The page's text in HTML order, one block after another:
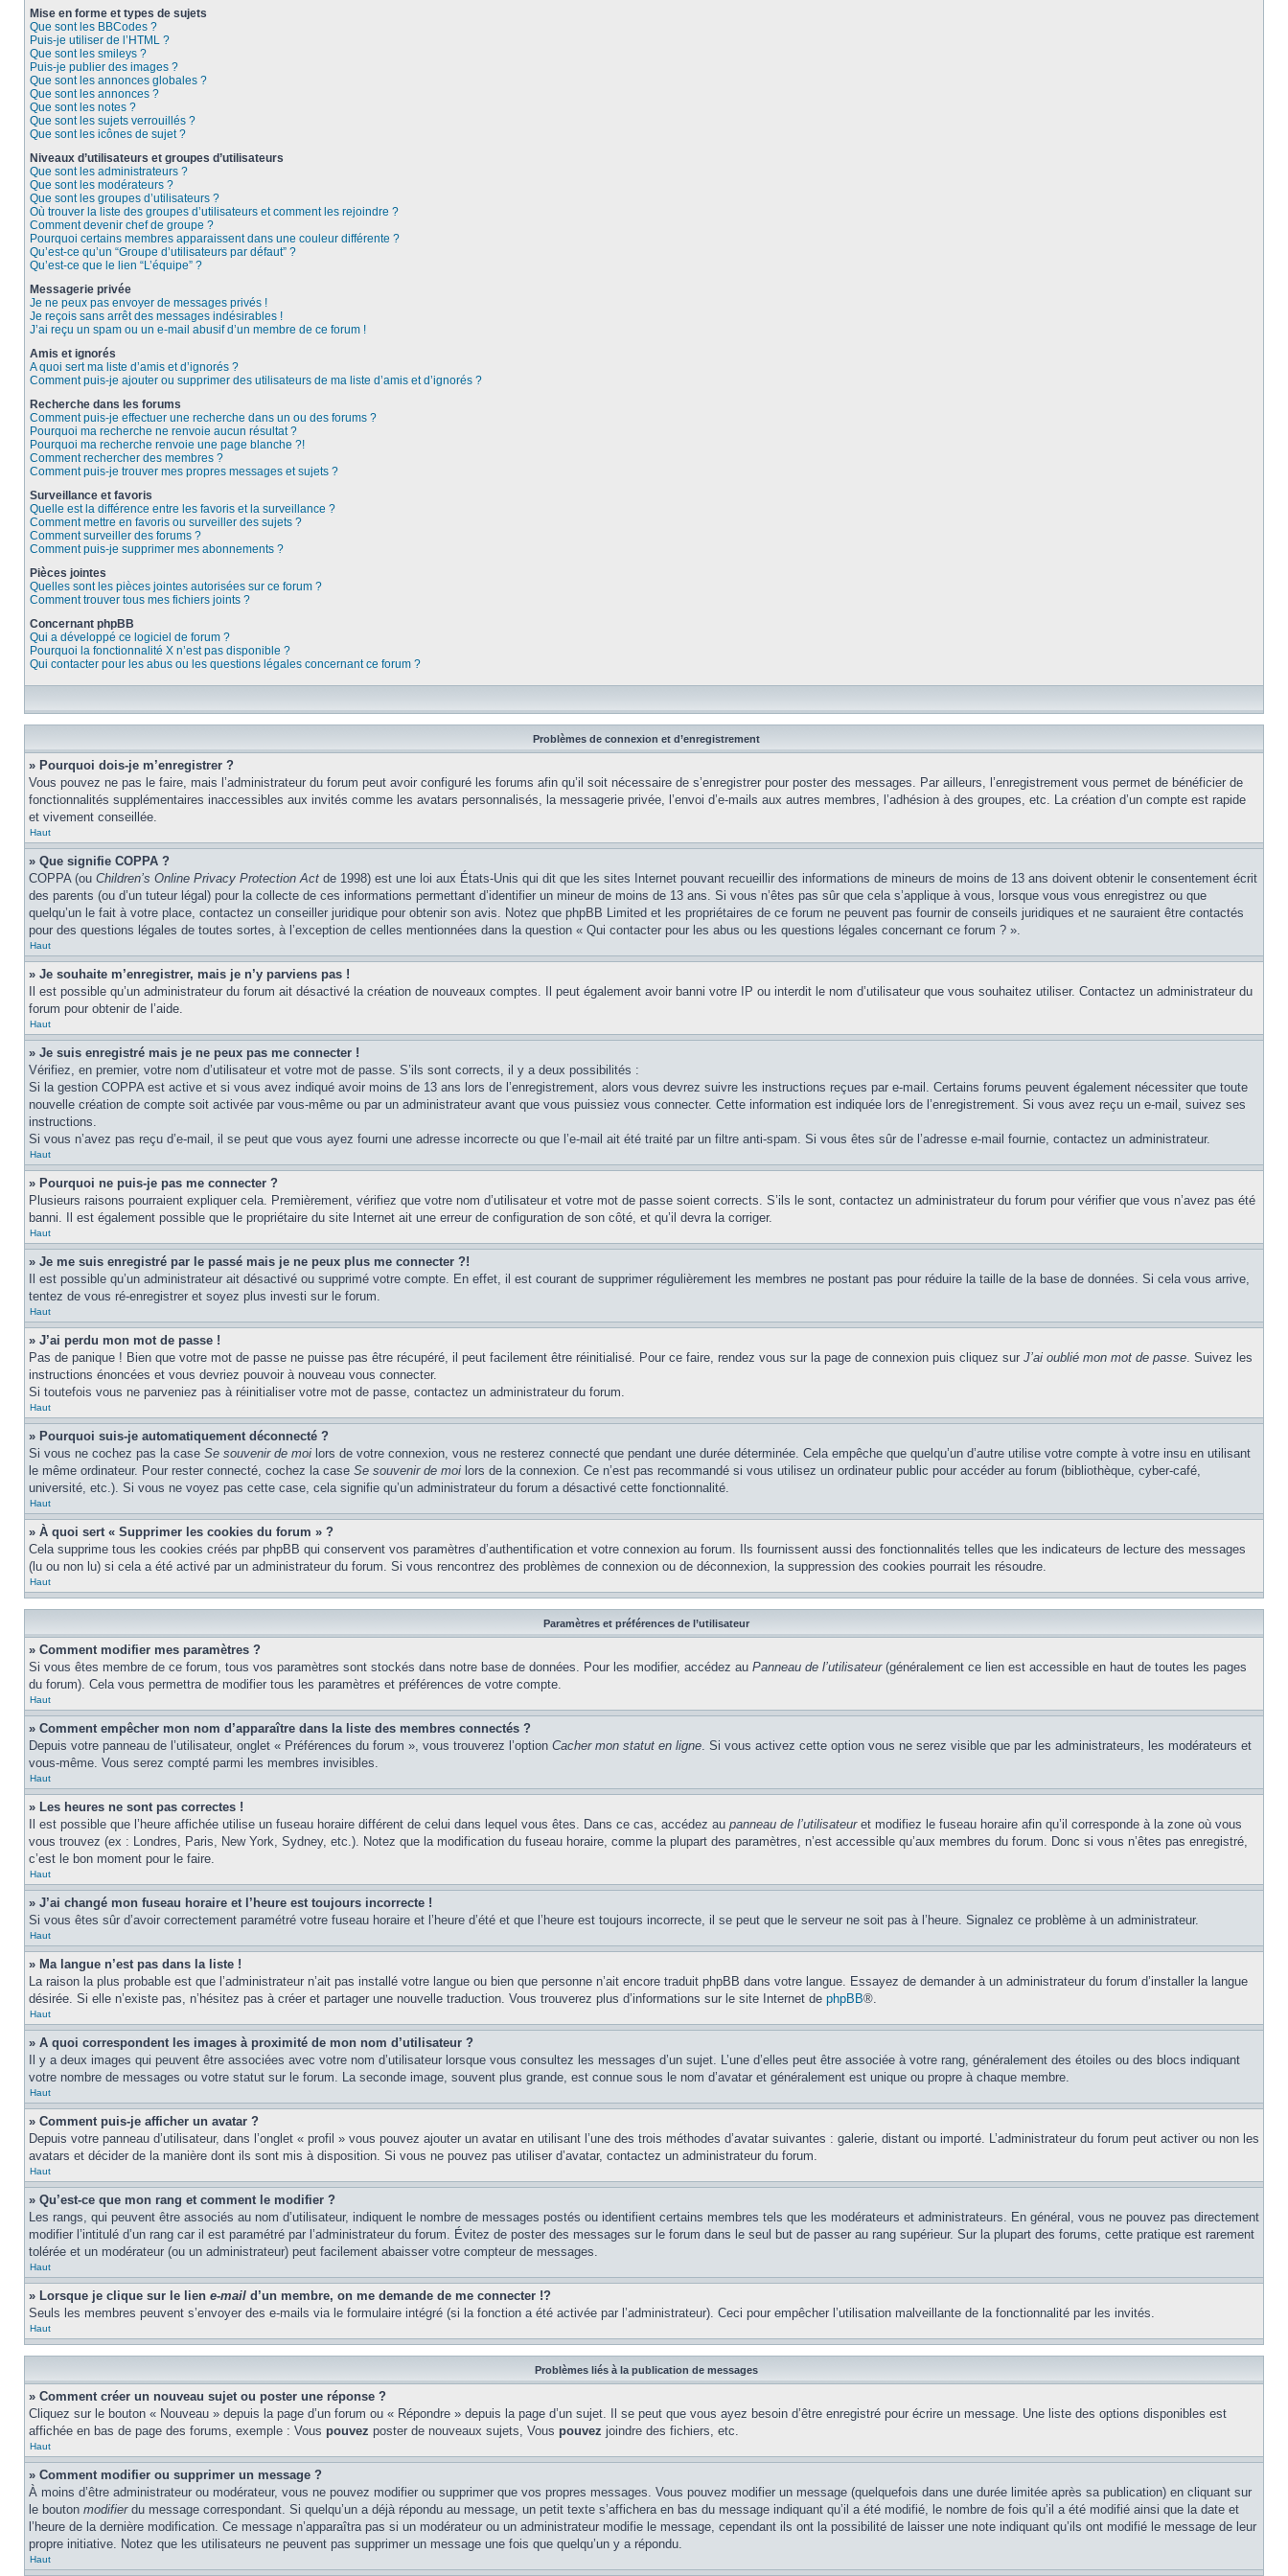
Mise en forme et types de sujets
Que sont les BBCodes ?
Puis-je utiliser de l’HTML ?
Que sont les smileys ?
Puis-je publier des images ?
Que sont les annonces globales ?
Que sont les annonces ?
Que sont les notes ?
Que sont les sujets verrouillés ?
Que sont les icônes de sujet ?
Niveaux d’utilisateurs et groupes d’utilisateurs
Que sont les administrateurs ?
Que sont les modérateurs ?
Que sont les groupes d’utilisateurs ?
Où trouver la liste des groupes d’utilisateurs et comment les rejoindre ?
Comment devenir chef de groupe ?
Pourquoi certains membres apparaissent dans une couleur différente ?
Qu’est-ce qu’un “Groupe d’utilisateurs par défaut” ?
Qu’est-ce que le lien “L’équipe” ?
Messagerie privée
Je ne peux pas envoyer de messages privés !
Je reçois sans arrêt des messages indésirables !
J’ai reçu un spam ou un e-mail abusif d’un membre de ce forum !
Amis et ignorés
A quoi sert ma liste d’amis et d’ignorés ?
Comment puis-je ajouter ou supprimer des utilisateurs de ma liste d’amis et d’ignorés ?
Recherche dans les forums
Comment puis-je effectuer une recherche dans un ou des forums ?
Pourquoi ma recherche ne renvoie aucun résultat ?
Pourquoi ma recherche renvoie une page blanche ?!
Comment rechercher des membres ?
Comment puis-je trouver mes propres messages et sujets ?
Surveillance et favoris
Quelle est la différence entre les favoris et la surveillance ?
Comment mettre en favoris ou surveiller des sujets ?
Comment surveiller des forums ?
Comment puis-je supprimer mes abonnements ?
Pièces jointes
Quelles sont les pièces jointes autorisées sur ce forum ?
Comment trouver tous mes fichiers joints ?
Concernant phpBB
Qui a développé ce logiciel de forum ?
Pourquoi la fonctionnalité X n’est pas disponible ?
Qui contacter pour les abus ou les questions légales concernant ce forum ?
Problèmes de connexion et d’enregistrement
» Pourquoi dois-je m’enregistrer ?
Vous pouvez ne pas le faire, mais l’administrateur du forum peut avoir configuré les forums afin qu’il soit nécessaire de s’enregistrer pour poster des messages. Par ailleurs, l’enregistrement vous permet de bénéficier de
fonctionnalités supplémentaires inaccessibles aux invités comme les avatars personnalisés, la messagerie privée, l’envoi d’e-mails aux autres membres, l’adhésion à des groupes, etc. La création d’un compte est rapide
et vivement conseillée.
Haut
» Que signifie COPPA ?
COPPA (ou Children’s Online Privacy Protection Act de 1998) est une loi aux États-Unis qui dit que les sites Internet pouvant recueillir des informations de mineurs de moins de 13 ans doivent obtenir le consentement écrit
des parents (ou d’un tuteur légal) pour la collecte de ces informations permettant d’identifier un mineur de moins de 13 ans. Si vous n’êtes pas sûr que cela s’applique à vous, lorsque vous vous enregistrez ou que
quelqu’un le fait à votre place, contactez un conseiller juridique pour obtenir son avis. Notez que phpBB Limited et les propriétaires de ce forum ne peuvent pas fournir de conseils juridiques et ne sauraient être contactés
pour des questions légales de toutes sortes, à l’exception de celles mentionnées dans la question « Qui contacter pour les abus ou les questions légales concernant ce forum ? ».
Haut
» Je souhaite m’enregistrer, mais je n’y parviens pas !
Il est possible qu’un administrateur du forum ait désactivé la création de nouveaux comptes. Il peut également avoir banni votre IP ou interdit le nom d’utilisateur que vous souhaitez utiliser. Contactez un administrateur du
forum pour obtenir de l’aide.
Haut
» Je suis enregistré mais je ne peux pas me connecter !
Vérifiez, en premier, votre nom d’utilisateur et votre mot de passe. S’ils sont corrects, il y a deux possibilités :
Si la gestion COPPA est active et si vous avez indiqué avoir moins de 13 ans lors de l’enregistrement, alors vous devrez suivre les instructions reçues par e-mail. Certains forums peuvent également nécessiter que toute
nouvelle création de compte soit activée par vous-même ou par un administrateur avant que vous puissiez vous connecter. Cette information est indiquée lors de l’enregistrement. Si vous avez reçu un e-mail, suivez ses
instructions.
Si vous n’avez pas reçu d’e-mail, il se peut que vous ayez fourni une adresse incorrecte ou que l’e-mail ait été traité par un filtre anti-spam. Si vous êtes sûr de l’adresse e-mail fournie, contactez un administrateur.
Haut
» Pourquoi ne puis-je pas me connecter ?
Plusieurs raisons pourraient expliquer cela. Premièrement, vérifiez que votre nom d’utilisateur et votre mot de passe soient corrects. S’ils le sont, contactez un administrateur du forum pour vérifier que vous n’avez pas été
banni. Il est également possible que le propriétaire du site Internet ait une erreur de configuration de son côté, et qu’il devra la corriger.
Haut
» Je me suis enregistré par le passé mais je ne peux plus me connecter ?!
Il est possible qu’un administrateur ait désactivé ou supprimé votre compte. En effet, il est courant de supprimer régulièrement les membres ne postant pas pour réduire la taille de la base de données. Si cela vous arrive,
tentez de vous ré-enregistrer et soyez plus investi sur le forum.
Haut
» J’ai perdu mon mot de passe !
Pas de panique ! Bien que votre mot de passe ne puisse pas être récupéré, il peut facilement être réinitialisé. Pour ce faire, rendez vous sur la page de connexion puis cliquez sur J’ai oublié mon mot de passe. Suivez les
instructions énoncées et vous devriez pouvoir à nouveau vous connecter.
Si toutefois vous ne parveniez pas à réinitialiser votre mot de passe, contactez un administrateur du forum.
Haut
» Pourquoi suis-je automatiquement déconnecté ?
Si vous ne cochez pas la case Se souvenir de moi lors de votre connexion, vous ne resterez connecté que pendant une durée déterminée. Cela empêche que quelqu’un d’autre utilise votre compte à votre insu en utilisant
le même ordinateur. Pour rester connecté, cochez la case Se souvenir de moi lors de la connexion. Ce n’est pas recommandé si vous utilisez un ordinateur public pour accéder au forum (bibliothèque, cyber-café,
université, etc.). Si vous ne voyez pas cette case, cela signifie qu’un administrateur du forum a désactivé cette fonctionnalité.
Haut
» À quoi sert « Supprimer les cookies du forum » ?
Cela supprime tous les cookies créés par phpBB qui conservent vos paramètres d’authentification et votre connexion au forum. Ils fournissent aussi des fonctionnalités telles que les indicateurs de lecture des messages
(lu ou non lu) si cela a été activé par un administrateur du forum. Si vous rencontrez des problèmes de connexion ou de déconnexion, la suppression des cookies pourrait les résoudre.
Haut
Paramètres et préférences de l’utilisateur
» Comment modifier mes paramètres ?
Si vous êtes membre de ce forum, tous vos paramètres sont stockés dans notre base de données. Pour les modifier, accédez au Panneau de l’utilisateur(généralement ce lien est accessible en haut de toutes les pages
du forum). Cela vous permettra de modifier tous les paramètres et préférences de votre compte.
Haut
» Comment empêcher mon nom d’apparaître dans la liste des membres connectés ?
Depuis votre panneau de l’utilisateur, onglet « Préférences du forum », vous trouverez l’option Cacher mon statut en ligne. Si vous activez cette option vous ne serez visible que par les administrateurs, les modérateurs et
vous-même. Vous serez compté parmi les membres invisibles.
Haut
» Les heures ne sont pas correctes !
Il est possible que l’heure affichée utilise un fuseau horaire différent de celui dans lequel vous êtes. Dans ce cas, accédez au panneau de l’utilisateuret modifiez le fuseau horaire afin qu’il corresponde à la zone où vous
vous trouvez (ex : Londres, Paris, New York, Sydney, etc.). Notez que la modification du fuseau horaire, comme la plupart des paramètres, n’est accessible qu’aux membres du forum. Donc si vous n’êtes pas enregistré,
c’est le bon moment pour le faire.
Haut
» J’ai changé mon fuseau horaire et l’heure est toujours incorrecte !
Si vous êtes sûr d’avoir correctement paramétré votre fuseau horaire et l’heure d’été et que l’heure est toujours incorrecte, il se peut que le serveur ne soit pas à l’heure. Signalez ce problème à un administrateur.
Haut
» Ma langue n’est pas dans la liste !
La raison la plus probable est que l’administrateur n’ait pas installé votre langue ou bien que personne n’ait encore traduit phpBB dans votre langue. Essayez de demander à un administrateur du forum d’installer la langue
désirée. Si elle n’existe pas, n’hésitez pas à créer et partager une nouvelle traduction. Vous trouverez plus d’informations sur le site Internet de phpBB®.
Haut
» A quoi correspondent les images à proximité de mon nom d’utilisateur ?
Il y a deux images qui peuvent être associées avec votre nom d’utilisateur lorsque vous consultez les messages d’un sujet. L’une d’elles peut être associée à votre rang, généralement des étoiles ou des blocs indiquant
votre nombre de messages ou votre statut sur le forum. La seconde image, souvent plus grande, est connue sous le nom d’avatar et généralement est unique ou propre à chaque membre.
Haut
» Comment puis-je afficher un avatar ?
Depuis votre panneau d’utilisateur, dans l’onglet « profil » vous pouvez ajouter un avatar en utilisant l’une des trois méthodes d’avatar suivantes : galerie, distant ou importé. L’administrateur du forum peut activer ou non les
avatars et décider de la manière dont ils sont mis à disposition. Si vous ne pouvez pas utiliser d’avatar, contactez un administrateur du forum.
Haut
» Qu’est-ce que mon rang et comment le modifier ?
Les rangs, qui peuvent être associés au nom d’utilisateur, indiquent le nombre de messages postés ou identifient certains membres tels que les modérateurs et administrateurs. En général, vous ne pouvez pas directement
modifier l’intitulé d’un rang car il est paramétré par l’administrateur du forum. Évitez de poster des messages sur le forum dans le seul but de passer au rang supérieur. Sur la plupart des forums, cette pratique est rarement
tolérée et un modérateur (ou un administrateur) peut facilement abaisser votre compteur de messages.
Haut
» Lorsque je clique sur le lien e-mail d’un membre, on me demande de me connecter !?
Seuls les membres peuvent s’envoyer des e-mails via le formulaire intégré (si la fonction a été activée par l’administrateur). Ceci pour empêcher l’utilisation malveillante de la fonctionnalité par les invités.
Haut
Problèmes liés à la publication de messages
» Comment créer un nouveau sujet ou poster une réponse ?
Cliquez sur le bouton « Nouveau » depuis la page d’un forum ou « Répondre » depuis la page d’un sujet. Il se peut que vous ayez besoin d’être enregistré pour écrire un message. Une liste des options disponibles est
affichée en bas de page des forums, exemple : Vous pouvez poster de nouveaux sujets, Vous pouvez joindre des fichiers, etc.
Haut
» Comment modifier ou supprimer un message ?
À moins d’être administrateur ou modérateur, vous ne pouvez modifier ou supprimer que vos propres messages. Vous pouvez modifier un message (quelquefois dans une durée limitée après sa publication) en cliquant sur
le bouton modifierdu message correspondant. Si quelqu’un a déjà répondu au message, un petit texte s’affichera en bas du message indiquant qu’il a été modifié, le nombre de fois qu’il a été modifié ainsi que la date et
l’heure de la dernière modification. Ce message n’apparaîtra pas si un modérateur ou un administrateur modifie le message, cependant ils ont la possibilité de laisser une note indiquant qu’ils ont modifié le message de leur
propre initiative. Notez que les utilisateurs ne peuvent pas supprimer un message une fois que quelqu’un y a répondu.
Haut